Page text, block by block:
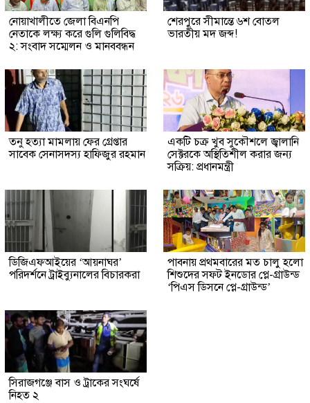
নোয়াখালীতে জেলা বিএনপি
নেতাকে লক্ষ্য করে গুলি গুলিবিদ্ধ
২: সংবাদ সম্মেলন ও মানববন্ধন
শেরপুরে সীমান্তে ৬শ বোতল
ভারতীয় মদ জব্দ!
তনু হত্যা মামলায় ফের গ্রেপ্তার
সাবেক সেনাসদস্য হাফিজুর রহমান
একটি চক্র খুব সুকৌশলে জ্বালানি
সেক্টরকে অস্থিতিশীল করার জন্য
সক্রিয়: প্রধানমন্ত্রী
ডিজিএফআইয়ের ‘আয়নাঘর’
পরিদর্শনে ট্রাইব্যুনালের বিচারকরা
পাবনায় প্রথমবারের মত চালু হলো
শিশুদের সফট ইনডোর প্লে-গ্রাউন্ড
‘পিএস ডিসনে প্লে-গ্রাউন্ড’
সিরাজগঞ্জে বাস ও ট্রাকের সংঘর্ষে
নিহত ২